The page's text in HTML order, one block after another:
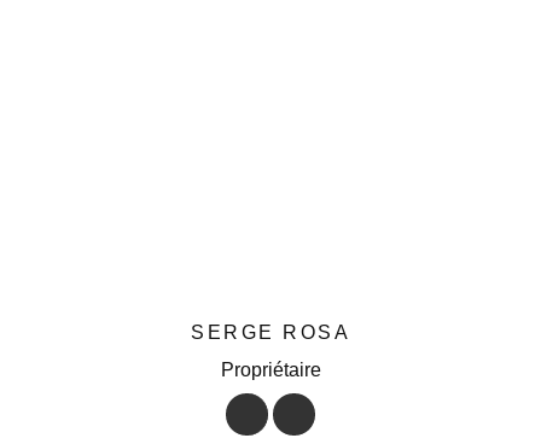
SERGE ROSA
Propriétaire